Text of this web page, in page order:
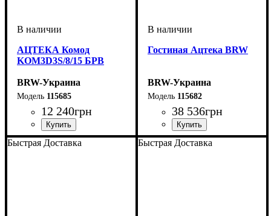
АЦТЕКА Комод
KOM3D3S/8/15 БРВ
BRW-Украина
115685
12 240грн
ширина, мм: 1500
высота, мм: 840
глубина, мм: 410
Гостиная Ацтека BRW
BRW-Украина
115682
38 536грн
ширина, мм: 2700
высота, мм: 2100
глубина, мм: 410
Быстрая Доставка Быстрая Доставка